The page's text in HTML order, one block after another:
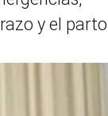
y el